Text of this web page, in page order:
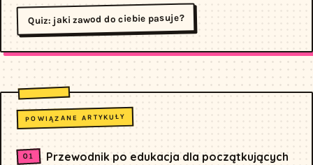
Quiz: jaki zawod do ciebie pasuje?
POWIĄZANE ARTYKUŁY
Przewodnik po edukacja dla początkujących